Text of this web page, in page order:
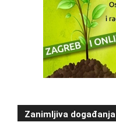
Zanimljiva događanja